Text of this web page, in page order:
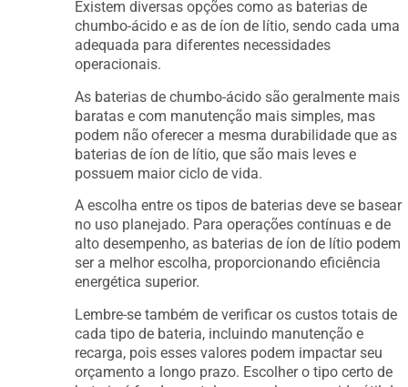
Existem diversas opções como as baterias de
chumbo-ácido e as de íon de lítio, sendo cada uma
adequada para diferentes necessidades
operacionais.
As baterias de chumbo-ácido são geralmente mais
baratas e com manutenção mais simples, mas
podem não oferecer a mesma durabilidade que as
baterias de íon de lítio, que são mais leves e
possuem maior ciclo de vida.
A escolha entre os tipos de baterias deve se basear
no uso planejado. Para operações contínuas e de
alto desempenho, as baterias de íon de lítio podem
ser a melhor escolha, proporcionando eficiência
energética superior.
Lembre-se também de verificar os custos totais de
cada tipo de bateria, incluindo manutenção e
recarga, pois esses valores podem impactar seu
orçamento a longo prazo. Escolher o tipo certo de